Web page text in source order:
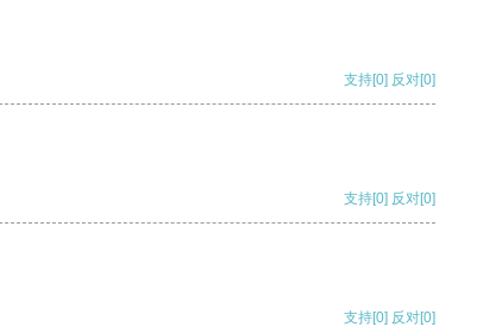
支持[0] 反对[0]
支持[0] 反对[0]
支持[0] 反对[0]